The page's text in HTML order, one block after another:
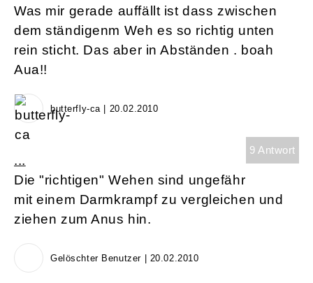
Was mir gerade auffällt ist dass zwischen
dem ständigenm Weh es so richtig unten
rein sticht. Das aber in Abständen . boah
Aua!!
butterfly-ca | 20.02.2010
9 Antwort
...
Die "richtigen" Wehen sind ungefähr
mit einem Darmkrampf zu vergleichen und
ziehen zum Anus hin.
Gelöschter Benutzer | 20.02.2010